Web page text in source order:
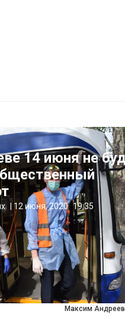
Максим
14 июня не
12 июня, 2020 19:35